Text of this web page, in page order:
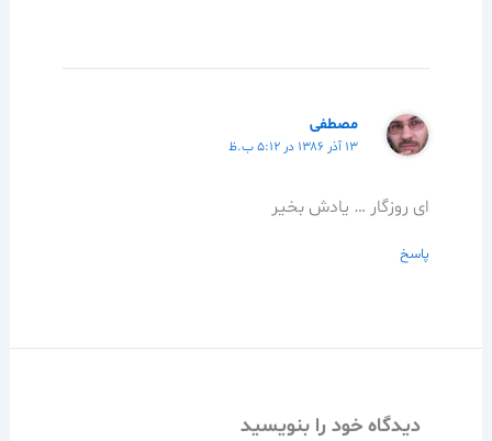
مصطفی
۱۳ آذر ۱۳۸۶ در ۵:۱۲ ب.ظ
ای روزگار … یادش بخیر
پاسخ
دیدگاه‌ خود را بنویسید